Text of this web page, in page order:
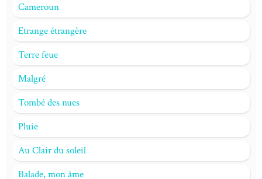
Cameroun
Etrange étrangère
Terre feue
Malgré
Tombé des nues
Pluie
Au Clair du soleil
Balade, mon âme